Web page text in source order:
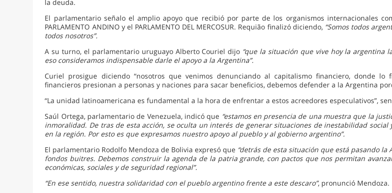
la deuda.
El parlamentario señalo el amplio apoyo que recibió por parte de los organismos internacionales como
PARLAMENTO ANDINO y el PARLAMENTO DEL MERCOSUR. Requião finalizó diciendo, “Somos todos
todos nosotros”.
A su turno, el parlamentario uruguayo Alberto Couriel dijo “que la situación que vive hoy la
eso consideramos indispensable darle el apoyo a la Argentina”.
Curiel prosigue diciendo “nosotros que venimos denunciando al capitalismo financiero, donde
financieros presionan a personas y naciones para sacar beneficios, debemos defender a la Argentina
“La unidad latinoamericana es fundamental a la hora de enfrentar a estos acreedores especulativos”,
Saúl Ortega, parlamentario de Venezuela, indicó que “estamos en presencia de una muestra que la
inmoralidad. De tras de esta acción, se oculta un interés de generar situaciones de inestabilidad social
en la región. Por esto es que expresamos nuestro apoyo al pueblo y al gobierno argentino”.
El parlamentario Rodolfo Mendoza de Bolivia expresó que “detrás de esta situación que está pasando
fondos buitres. Debemos construir la agenda de la patria grande, con pactos que nos permitan
económicas, sociales y de seguridad regional”.
“En ese sentido, nuestra solidaridad con el pueblo argentino frente a este descaro”, pronunció Mendoza.